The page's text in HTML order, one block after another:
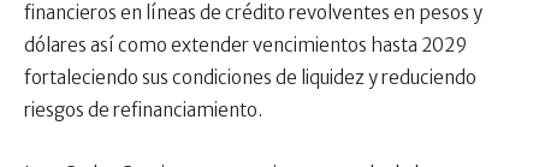
financieros en líneas de crédito revolventes en pesos y
dólares así como extender vencimientos hasta 2029
fortaleciendo sus condiciones de liquidez y reduciendo
riesgos de refinanciamiento.